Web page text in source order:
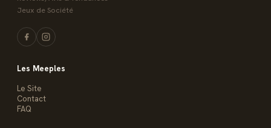
Jeux de Société
Les Meeples
Le Site
Contact
FAQ